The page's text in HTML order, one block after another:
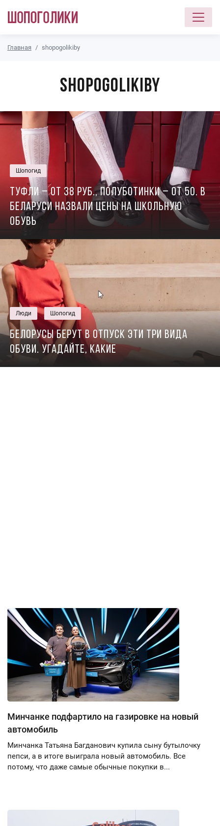
Главная shopogolikiby
shopogolikiby
Шопогид
Туфли – от 38 руб., полуботинки – от 50. В
Беларуси назвали цены на школьную
обувь
Люди Шопогид
Белорусы берут в отпуск эти три вида
обуви. Угадайте, какие
Минчанке подфартило на газировке на новый
автомобиль
Минчанка Татьяна Багданович купила сыну бутылочку
пепси, а в итоге выиграла новый автомобиль. Все
потому, что даже самые обычные покупки в...